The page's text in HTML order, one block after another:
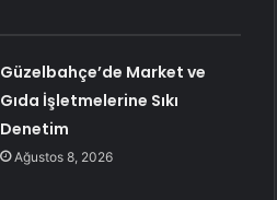
Güzelbahçe’de Market ve
Gıda İşletmelerine Sıkı
Denetim
Ağustos 8, 2026